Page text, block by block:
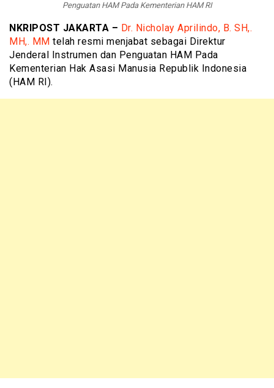
Penguatan HAM Pada Kementerian HAM RI
NKRIPOST JAKARTA – Dr. Nicholay Aprilindo, B. SH,.
MH,. MM telah resmi menjabat sebagai Direktur
Jenderal Instrumen dan Penguatan HAM Pada
Kementerian Hak Asasi Manusia Republik Indonesia
(HAM RI).